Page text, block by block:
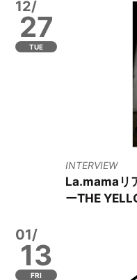
12/
27
TUE
INTERVIEW
La.mamaリ
ーTHE
01/
13
FRI